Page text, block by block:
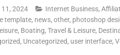
11, 2024 Internet Business,
template, news, other, photoshop
Boating, Travel & Leisure,
, Uncategorized, user interface,